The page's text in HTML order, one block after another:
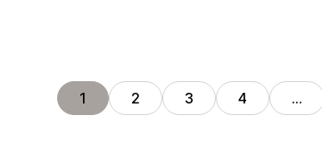
1 2 3 4 …